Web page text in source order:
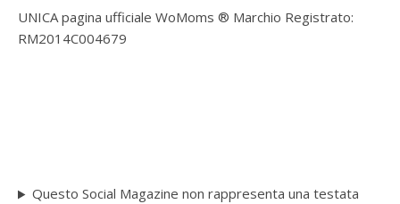
UNICA pagina ufficiale WoMoms ® Marchio Registrato:
RM2014C004679
Questo Social Magazine non rappresenta una testata